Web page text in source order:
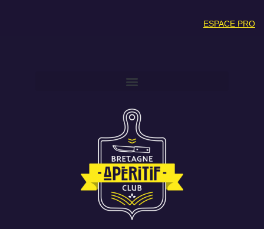
ESPACE PRO